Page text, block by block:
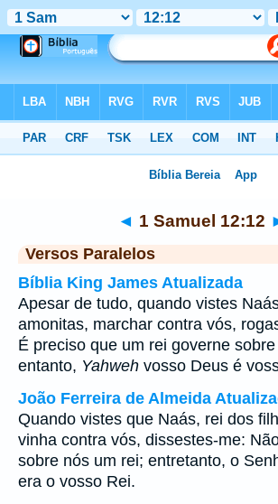
◄ 1 Samuel 12:12
Versos Paralelos
Bíblia King James Atualizada
Apesar de tudo, quando vistes
amonitas, marchar contra vós,
É preciso que um rei governe sobre
entanto, Yahweh vosso Deus é
João Ferreira de Almeida
Quando vistes que Naás, rei dos
vinha contra vós, dissestes-me:
sobre nós um rei; entretanto, o
era o vosso Rei.